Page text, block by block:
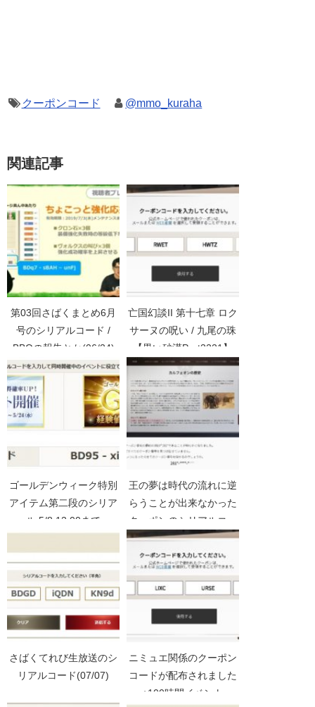
クーポンコード @mmo_kuraha
関連記事
第03回さばくまとめ6月
号のシリアルコード /
BBQの報告とか(06/24)
亡国幻談II 第十七章 ロク
サーヌの呪い / 九尾の珠
【黒い砂漠Part3221】
ゴールデンウィーク特別
アイテム第二段のシリア
ル 5/8 12:00まで
王の夢は時代の流れに逆
らうことが出来なかった
クーポンのシリアルコー
ドと入力する場所【黒い
砂漠Part2962】
さばくてれび生放送のシ
リアルコード(07/07)
ニミュエ関係のクーポン
コードが配布されました
+100時間イベント